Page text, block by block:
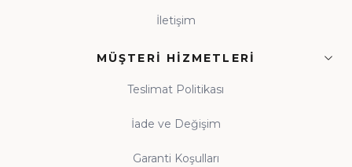
İletişim
MÜŞTERI HIZMETLERI
Teslimat Politikası
İade ve Değişim
Garanti Koşulları